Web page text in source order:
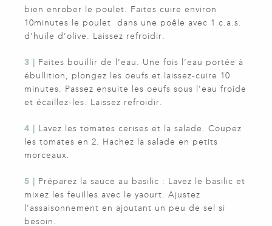
bien enrober le poulet. Faites cuire environ
10minutes le poulet dans une poêle avec 1 c.a.s.
d’huile d’olive. Laissez refroidir.
3 | Faites bouillir de l’eau. Une fois l’eau portée à
ébullition, plongez les oeufs et laissez-cuire 10
minutes. Passez ensuite les oeufs sous l’eau froide
et écaillez-les. Laissez refroidir.
4 | Lavez les tomates cerises et la salade. Coupez
les tomates en 2. Hachez la salade en petits
morceaux.
5 | Préparez la sauce au basilic : Lavez le basilic et
mixez les feuilles avec le yaourt. Ajustez
l’assaisonnement en ajoutant un peu de sel si
besoin.